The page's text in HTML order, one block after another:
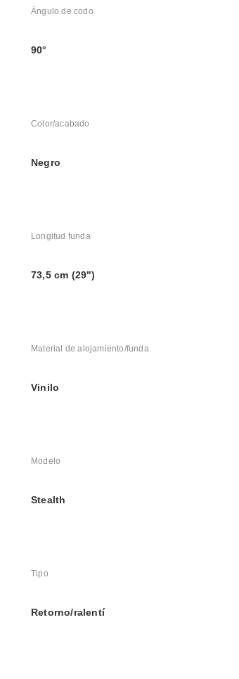
Ángulo de codo
90°
Color/acabado
Negro
Longitud funda
73,5 cm (29")
Material de alojamiento/funda
Vinilo
Modelo
Stealth
Tipo
Retorno/ralentí